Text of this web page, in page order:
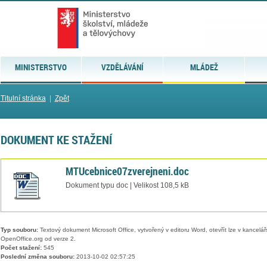
MINISTERSTVO VZDĚLÁVÁNÍ MLÁDEŽ
Titulní stránka| Zpět
DOKUMENT KE STAŽENÍ
MTUcebnice07zverejneni.doc
Dokument typu doc | Velikost 108,5 kB
Typ souboru:Textový dokument Microsoft Office, vytvořený v editoru Word, otevřít lze v
OpenOffice.org od verze 2.
Počet stažení:545
Poslední změna souboru:2013-10-02 02:57:25